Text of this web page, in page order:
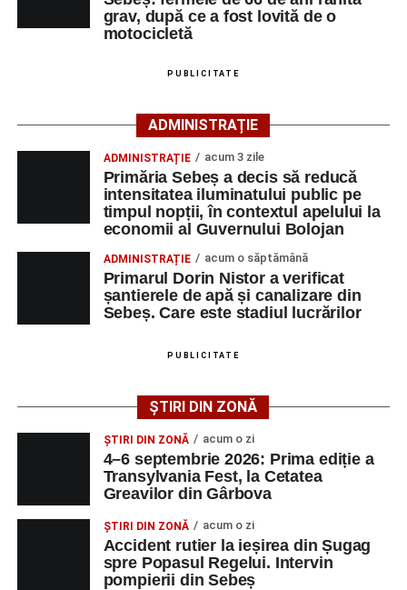
AJOFM Alba, apoi secțiunea„Persoane fizice
– Locuri de muncă vacante”
agenția teritorială de care aparține persoana aflată în
Lista publicată de AJOFM Alba include, pe lângă
denumirea posturilor vacante din Săsciori, și datele de
contact ale angajatorilor, precum numere de telefon și
adrese de e-mail, pentru ca persoanele interesate să
poată solicita detalii despre condițiile de angajare,
Mai jos puteți consulta lista completă a locurilor de
muncă disponibile în comuna Săsciori la data de 4
august 2026, precum și datele de contact ale
LMV
TELEFON/E-
Technology Srl
OPERATOR LA
MASINI-UNELTE
CU COMANDA
NUMERICA
1 0752826367
grav, după ce a fost lovită de o
motocicletă
PUBLICITATE
ADMINISTRAȚIE
ADMINISTRAȚIE acum 3 zile
Primăria Sebeș a decis să reducă
intensitatea iluminatului public pe
timpul nopții, în contextul apelului la
economii al Guvernului Bolojan
ADMINISTRAȚIE acum o săptămână
Primarul Dorin Nistor a verificat
șantierele de apă și canalizare din
Sebeș. Care este stadiul lucrărilor
PUBLICITATE
ȘTIRI DIN ZONĂ
ȘTIRI DIN ZONĂ acum o zi
4–6 septembrie 2026: Prima ediție a
Transylvania Fest, la Cetatea
Greavilor din Gârbova
ȘTIRI DIN ZONĂ acum o zi
Accident rutier la ieșirea din Șugag
spre Popasul Regelui. Intervin
pompierii din Sebeș